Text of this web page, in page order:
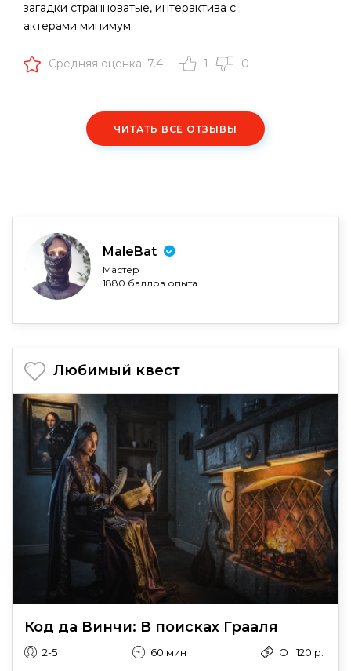
загадки странноватые, интерактива с
актерами минимум.
Средняя оценка: 7.4 1 0
ЧИТАТЬ ВСЕ ОТЗЫВЫ
MaleBat
Мастер
1880 баллов опыта
Любимый квест
Код да Винчи: В поисках Грааля
2-5 60 мин От 120 р.